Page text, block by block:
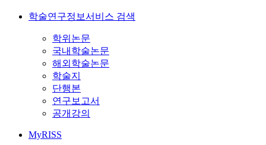
학술연구정보서비스 검색
학위논문
국내학술논문
해외학술논문
학술지
단행본
연구보고서
공개강의
MyRISS